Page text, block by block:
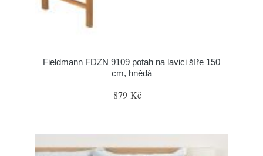
Fieldmann FDZN 9109 potah na lavici šíře 150
cm, hnědá
879 Kč